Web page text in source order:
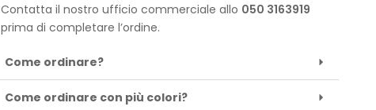
Contatta il nostro ufficio commerciale allo 050 3163919
prima di completare l’ordine.
Come ordinare?
Come ordinare con più colori?